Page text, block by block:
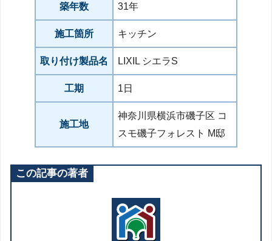
築年数 31年
施工箇所 キッチン
取り付け製品名 LIXIL シエラS
工期 1日
施工地
神奈川県横浜市磯子区 コ
スモ磯子フォレスト M邸
この記事の著者